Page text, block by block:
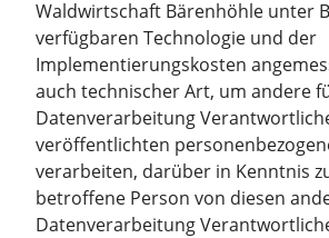
Waldwirtschaft Bärenhöhle unter
verfügbaren Technologie und der
Implementierungskosten
auch technischer Art, um andere
Datenverarbeitung
veröffentlichten
verarbeiten, darüber in Kenntnis
betroffene Person von diesen
Datenverarbeitung